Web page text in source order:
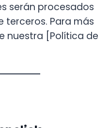
serán procesados
terceros. Para más
nuestra [Política de